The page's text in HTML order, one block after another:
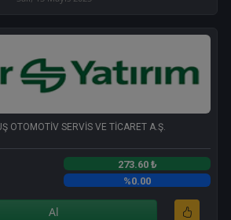
OTOMOTİV SERVİS VE TİCARET A.Ş.
273.60 ₺
%0.00
Al